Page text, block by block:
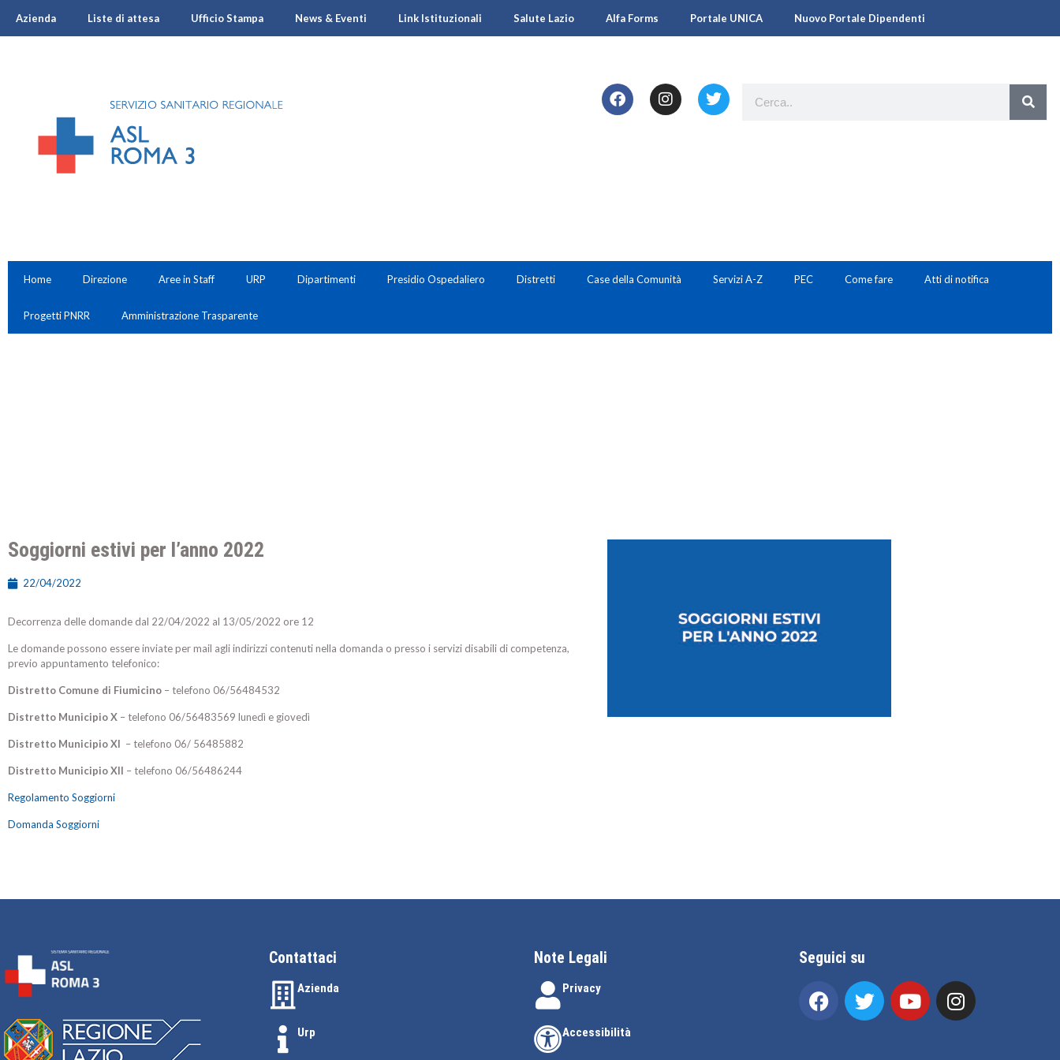
Azienda Liste di attesa Ufficio Stampa News & Eventi Link Istituzionali Salute Lazio Alfa Forms Portale UNICA Nuovo Portale Dipendenti
Home Direzione Aree in Staff URP Dipartimenti Presidio Ospedaliero Distretti Case della Comunità Servizi A-Z PEC Come fare Atti di notifica
Progetti PNRR Amministrazione Trasparente
Soggiorni estivi per l’anno 2022
22/04/2022
Decorrenza delle domande dal 22/04/2022 al 13/05/2022 ore 12
Le domande possono essere inviate per mail agli indirizzi contenuti nella domanda o presso i servizi disabili di competenza,
previo appuntamento telefonico:
Distretto Comune di Fiumicino – telefono 06/56484532
Distretto Municipio X – telefono 06/56483569 lunedì e giovedì
Distretto Municipio XI – telefono 06/ 56485882
Distretto Municipio XII – telefono 06/56486244
Regolamento Soggiorni
Domanda Soggiorni
Contattaci
Azienda
Urp
Note Legali
Privacy
Accessibilità
Seguici su